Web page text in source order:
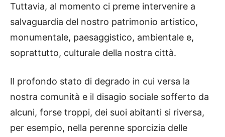
Tuttavia, al momento ci preme intervenire a
salvaguardia del nostro patrimonio artistico,
monumentale, paesaggistico, ambientale e,
soprattutto, culturale della nostra città.
Il profondo stato di degrado in cui versa la
nostra comunità e il disagio sociale sofferto da
alcuni, forse troppi, dei suoi abitanti si riversa,
per esempio, nella perenne sporcizia delle